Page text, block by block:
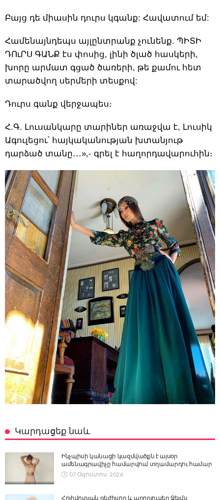
Բայց դե միասին դուրս կգանք: Հավատում եմ:
Համենայնդեպս այլընտրանք չունենք. ՊԻՏԻ
ԴՈւՐՍ ԳԱՆՔ էս փոսից, լինի ծլած հասկերի,
խորը արմատ գցած ծառերի, թե քամու հետ
տարածվող սերմերի տեսքով:
Դուրս գանք վերջապես։
Հ.Գ. Լուսանկարը տարիներ առաջվա է, Լուսիկ
Ագուլեցու՝ հայկականության խտանյութ
դարձած տանը․․․»,- գրել է հաղորդավարուհին։
Կարդացեք նաև
Ինչպիսի կանացի կազմվածքն է այսօր
ամենագրավիչը համարվում տղամարդու համար
07 Օգոստոս, 2026
Հոլիվուդյան ռեժիսոր և պրոդյուսեր Ջեյմս